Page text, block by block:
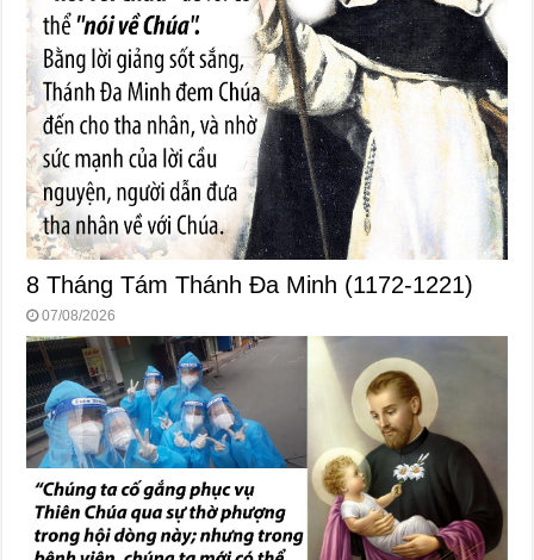
8 Tháng Tám Thánh Ða Minh (1172-1221)
07/08/2026